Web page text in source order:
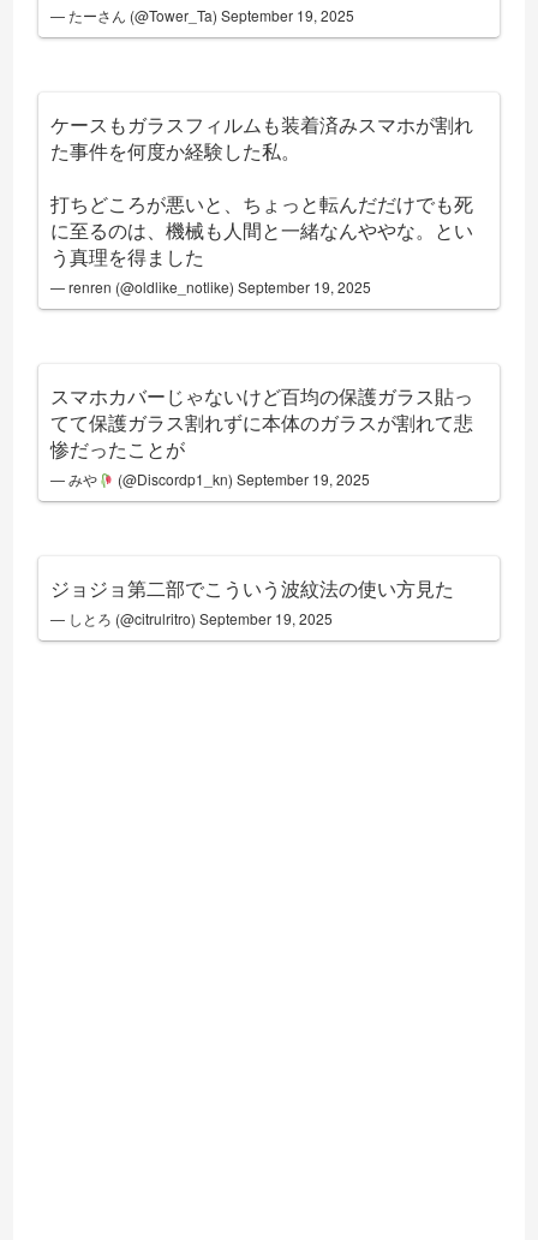
— たーさん (@Tower_Ta)September 19, 2025
ケースもガラスフィルムも装着済みスマホが割れ
た事件を何度か経験した私。
打ちどころが悪いと、ちょっと転んだだけでも死
に至るのは、機械も人間と一緒なんややな。とい
う真理を得ました
— renren (@oldlike_notlike)September 19, 2025
スマホカバーじゃないけど百均の保護ガラス貼っ
てて保護ガラス割れずに本体のガラスが割れて悲
惨だったことが
— みや (@Discordp1_kn) September 19, 2025
ジョジョ第二部でこういう波紋法の使い方見た
— しとろ (@citrulritro)September 19, 2025